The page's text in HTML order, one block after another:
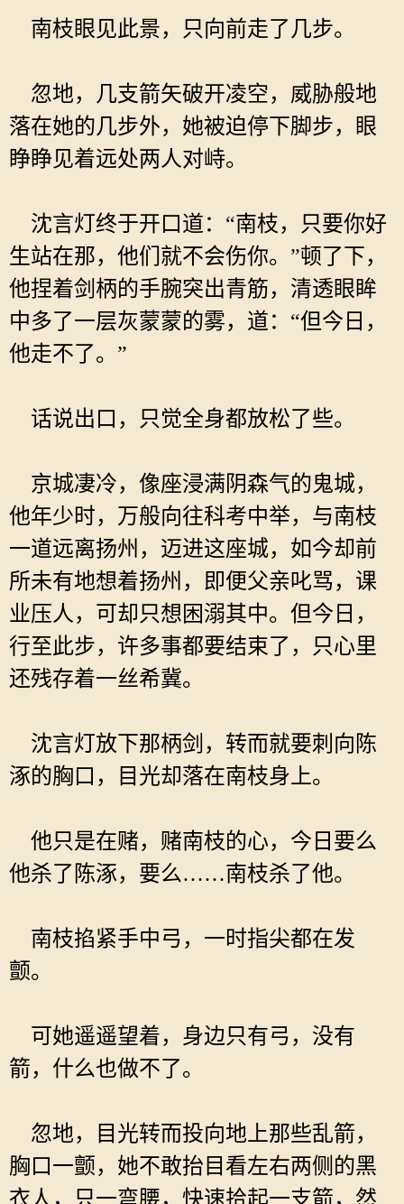
南枝眼见此景，只向前走了几步。
忽地，几支箭矢破开凌空，威胁般地
落在她的几步外，她被迫停下脚步，眼
睁睁见着远处两人对峙。
沈言灯终于开口道：“南枝，只要你好
生站在那，他们就不会伤你。”顿了下，
他捏着剑柄的手腕突出青筋，清透眼眸
中多了一层灰蒙蒙的雾，道：“但今日，
他走不了。”
话说出口，只觉全身都放松了些。
京城凄冷，像座浸满阴森气的鬼城，
他年少时，万般向往科考中举，与南枝
一道远离扬州，迈进这座城，如今却前
所未有地想着扬州，即便父亲叱骂，课
业压人，可却只想困溺其中。但今日，
行至此步，许多事都要结束了，只心里
还残存着一丝希冀。
沈言灯放下那柄剑，转而就要刺向陈
涿的胸口，目光却落在南枝身上。
他只是在赌，赌南枝的心，今日要么
他杀了陈涿，要么……南枝杀了他。
南枝掐紧手中弓，一时指尖都在发
颤。
可她遥遥望着，身边只有弓，没有
箭，什么也做不了。
忽地，目光转而投向地上那些乱箭，
胸口一颤，她不敢抬目看左右两侧的黑
衣人，只一弯腰，快速拾起一支箭，然